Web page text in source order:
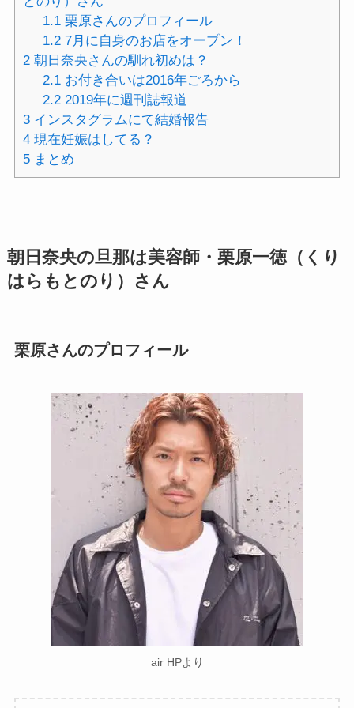
1.1 栗原さんのプロフィール
1.2 7月に自身のお店をオープン！
2朝日奈央さんの馴れ初めは？
2.1 お付き合いは2016年ごろから
2.2 2019年に週刊誌報道
3インスタグラムにて結婚報告
4現在妊娠はしてる？
5まとめ
朝日奈央の旦那は美容師・栗原一徳（くり
はらもとのり）さん
栗原さんのプロフィール
air HPより